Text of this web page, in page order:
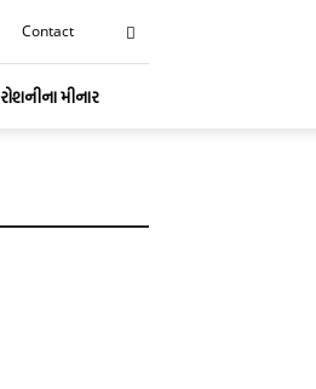
Contact
રોશનીના મીનાર